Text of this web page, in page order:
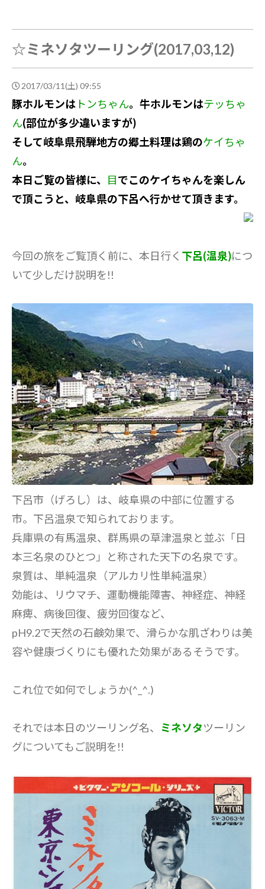
☆ミネソタツーリング(2017,03,12)
2017/03/11(土) 09:55
豚ホルモンは トンちゃん。牛ホルモンはテッちゃ
ん(部位が多少違いますが)
そして岐阜県飛騨地方の郷土料理は鶏のケイちゃ
ん。
本日ご覧の皆様に、 目でこのケイちゃんを楽しん
で頂こうと、岐阜県の下呂へ行かせて頂きます。
今回の旅をご覧頂く前に、本日行く 下呂(温泉)につ
いて少しだけ説明を!!
下呂市（げろし）は、岐阜県の中部に位置する
市。下呂温泉で知られております。
兵庫県の有馬温泉、群馬県の草津温泉と並ぶ「日
本三名泉のひとつ」と称された天下の名泉です。
泉質は、単純温泉（アルカリ性単純温泉）
効能は、リウマチ、運動機能障害、神経症、神経
麻痺、病後回復、疲労回復など、
pH9.2で天然の石鹸効果で、滑らかな肌ざわりは美
容や健康づくりにも優れた効果があるそうです。
これ位で如何でしょうか(^_^.)
それでは本日のツーリング名、 ミネソタツーリン
グについてもご説明を!!